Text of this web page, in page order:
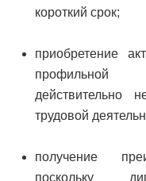
короткий срок;
приобретение
профильной
действительно
трудовой
получение
поскольку